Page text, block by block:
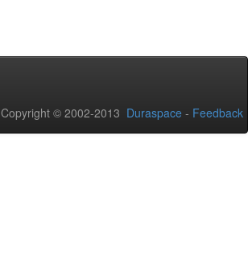
Copyright © 2002-2013 Duraspace - Feedback